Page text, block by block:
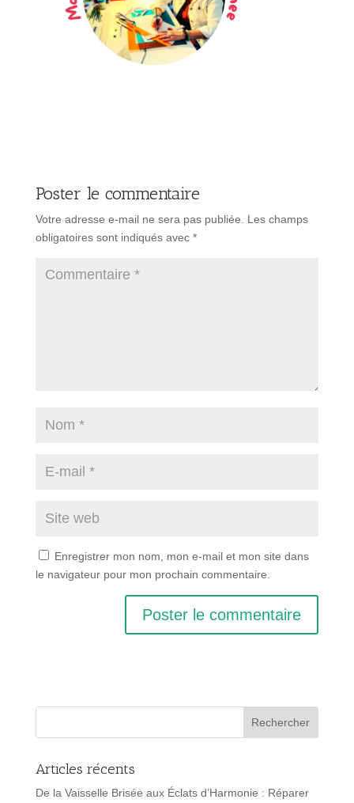
Poster le commentaire
Votre adresse e-mail ne sera pas publiée. Les champs
obligatoires sont indiqués avec *
Enregistrer mon nom, mon e-mail et mon site dans
le navigateur pour mon prochain commentaire.
Articles récents
De la Vaisselle Brisée aux Éclats d’Harmonie : Réparer